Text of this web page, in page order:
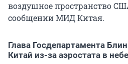
воздушное пространство
сообщении МИД Китая.
Глава Госдепартамента
Китай из-за аэростата в